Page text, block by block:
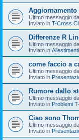
Aggiornamento
Ultimo messaggio da
Inviato in T-Cross
Differenze R
Ultimo messaggio da
Inviato in
come faccio a
Ultimo messaggio da
Inviato in
Rumore dallo
Ultimo messaggio da
Inviato in Problemi
Ciao sono
Ultimo messaggio da
Inviato in